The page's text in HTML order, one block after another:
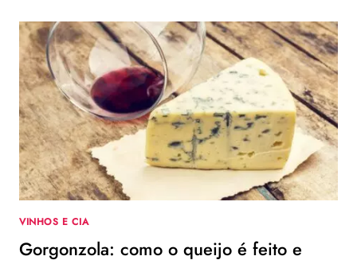
PRIMAVERA
2023:
4
TIPOS
BONS
PARA
DEGUSTAÇÃO
+
COMO
HARMONIZAR
VINHOS E CIA
Gorgonzola: como o queijo é feito e